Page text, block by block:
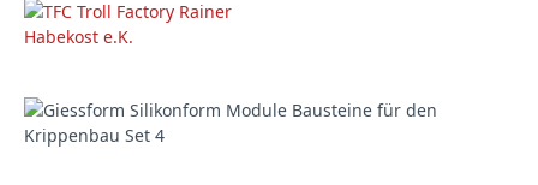
Bildergalerie überspringen